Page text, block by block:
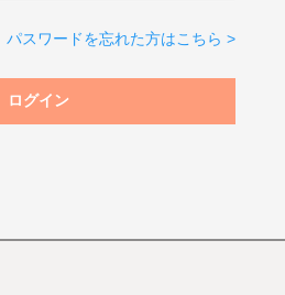
パスワードを忘れた方はこちら >
ログイン